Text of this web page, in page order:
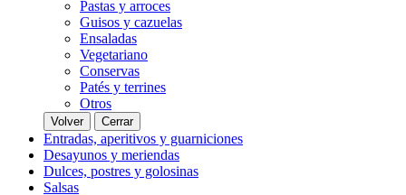
Pastas y arroces
Guisos y cazuelas
Ensaladas
Vegetariano
Conservas
Patés y terrines
Otros
Volver Cerrar
Entradas, aperitivos y guarniciones
Desayunos y meriendas
Dulces, postres y golosinas
Salsas